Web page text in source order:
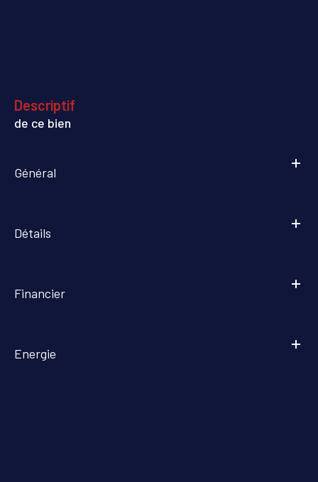
descriptif
de ce bien
Général
Détails
Financier
Energie